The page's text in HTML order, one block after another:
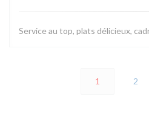
Service au top, plats délicieux,
1 2